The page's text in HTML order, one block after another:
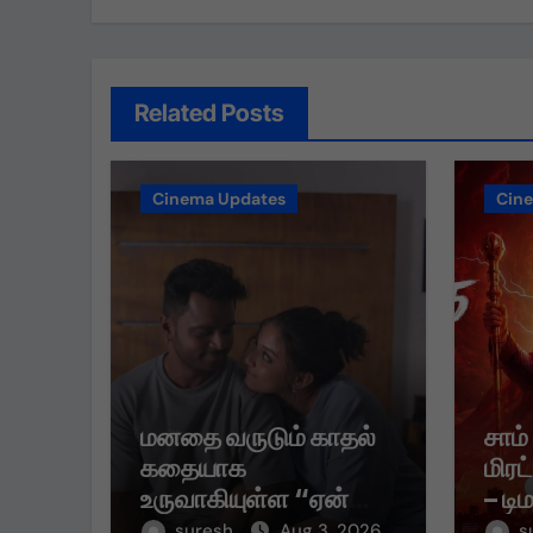
Related Posts
Cinema Updates
மனதை வருடும் காதல்
கதையாக
உருவாகியுள்ள “ஏன்
–